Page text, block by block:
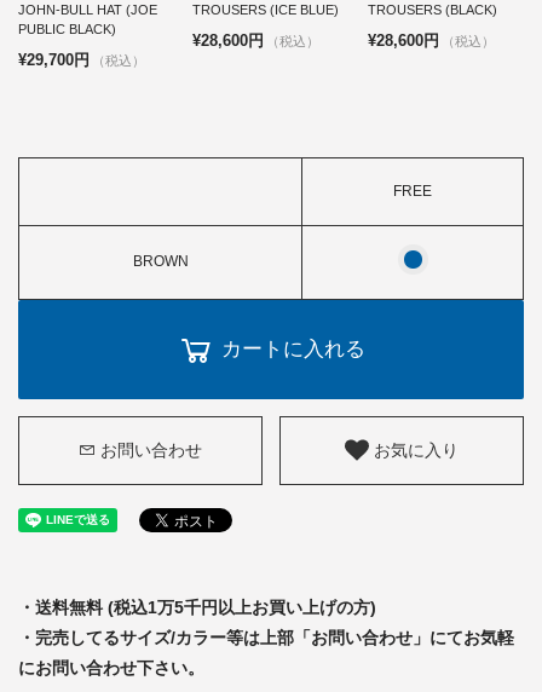
JOHN-BULL HAT (JOE
PUBLIC BLACK)
¥29,700円 （税込）
TROUSERS (ICE BLUE)
¥28,600円 （税込）
TROUSERS (BLACK)
¥28,600円 （税込）
FREE
BROWN
カートに入れる
お問い合わせ お気に入り
・送料無料 (税込1万5千円以上お買い上げの方)
・完売してるサイズ/カラー等は上部「お問い合わせ」にてお気軽
にお問い合わせ下さい。